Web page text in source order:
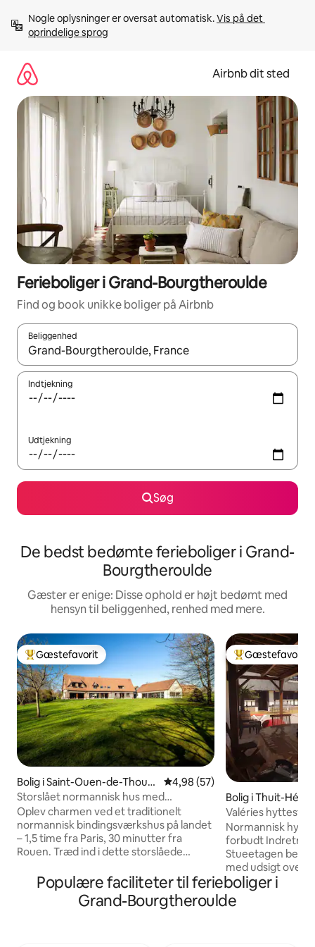
videre
Nogle oplysninger er oversat automatisk. Vis på det
oprindelige sprog
Airbnb dit sted
Ferieboliger i Grand-Bourgtheroulde
Find og book unikke boliger på Airbnb
Beliggenhed
Når resultaterne er tilgængelige, skal du navigere med
Indtjekning
Udtjekning
Søg
De bedst bedømte ferieboliger i Grand-
Bourgtheroulde
Gæster er enige: Disse ophold er højt bedømt med
hensyn til beliggenhed, renhed med mere.
Bedste gæstefavorit
Gæstefavorit
Bolig i Saint-Ouen-de-Thoub
erville
4,98 ud af 5 i gennemsnitlig
4,98 (57)
Storslået normannisk hus med
opvarmet indendørs pool
Oplev charmen ved et traditionelt
normannisk bindingsværkshus på landet
– 1,5 time fra Paris, 30 minutter fra
Rouen. Træd ind i dette storslåede
tømmerrammer passer perfekt
sammen med moderne
bekvemmeligheder. Ejendommen er
Bedste
Gæstefavorit
Bolig i Thuit-
Valéries
Normannisk
forbudt Indretningen er moderne.
Stueetagen
med udsigt over
er udstyret med
badeværelse med
separat toilet.
Populære faciliteter til ferieboliger i
Grand-Bourgtheroulde